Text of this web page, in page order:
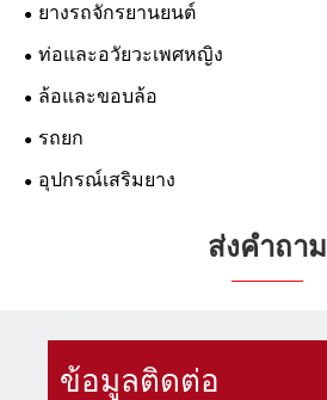
ยางรถจักรยานยนต์
ท่อและอวัยวะเพศหญิง
ล้อและขอบล้อ
รถยก
อุปกรณ์เสริมยาง
ส่งคำถาม
ข้อมูลติดต่อ